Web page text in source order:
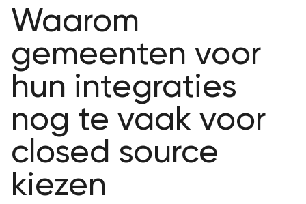
Waarom
gemeenten voor
hun integraties
nog te vaak voor
closed source
kiezen